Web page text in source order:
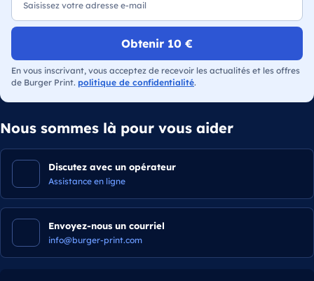
Obtenir 10 €
En vous inscrivant, vous acceptez de recevoir les actualités et les offres
de Burger Print. politique de confidentialité.
Nous sommes là pour vous aider
Discutez avec un opérateur
Assistance en ligne
Envoyez-nous un courriel
info@burger-print.com